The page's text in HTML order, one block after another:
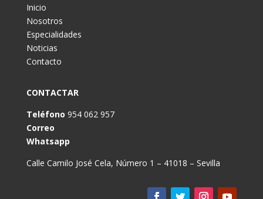
Inicio
Nosotros
Especialidades
Noticias
Contacto
CONTACTAR
Teléfono 954 062 957
Correo
Whatsapp
Calle Camilo José Cela, Número 1 – 41018 – Sevilla